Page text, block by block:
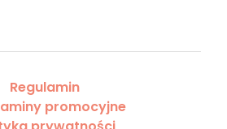
Regulamin
promocyjne